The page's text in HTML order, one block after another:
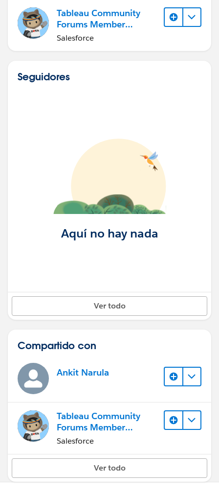
Tableau Community
Forums Member
(Inactive)
Salesforce
Seguidores
Aquí no hay nada
Ver todo
Compartido con
Ankit Narula
Tableau Community
Forums Member
(Inactive)
Salesforce
Ver todo